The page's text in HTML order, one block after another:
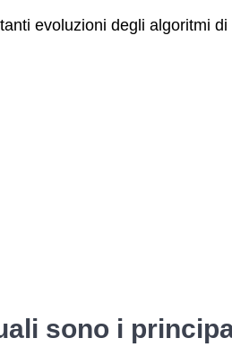
evoluzioni degli algoritmi
sono i